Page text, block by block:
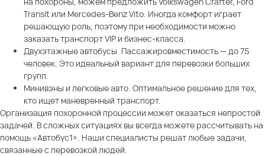
Transit или Mercedes-Benz Vito. Иногда комфорт играет
решающую роль, поэтому при необходимости можно
заказать транспорт VIP и бизнес-класса.
Двухэтажные автобусы. Пассажировместимость — до 75
человек. Это идеальный вариант для перевозки больших
групп.
Минивэны и легковые авто. Оптимальное решение для тех,
кто ищет маневренный транспорт.
Организация похоронной процессии может оказаться непростой
задачей. В сложных ситуациях вы всегда можете рассчитывать на
помощь «Автобус1». Наши специалисты решат любые задачи,
связанные с перевозкой людей.